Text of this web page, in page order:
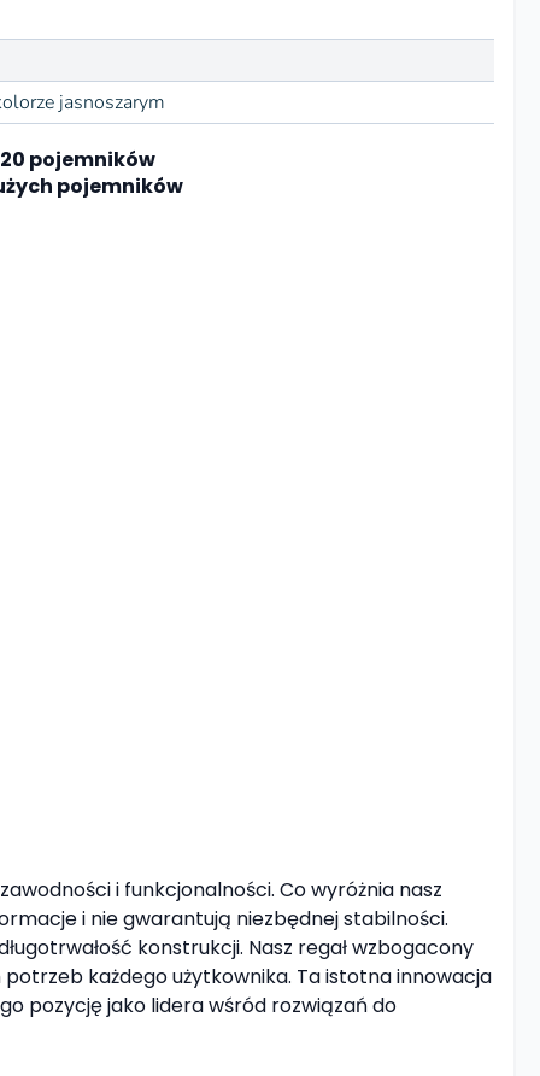
jasnoszarym
pojemników
pojemników
i funkcjonalności. Co wyróżnia nasz
i nie gwarantują niezbędnej stabilności.
konstrukcji. Nasz regał wzbogacony
każdego użytkownika. Ta istotna innowacja
pozycję jako lidera wśród rozwiązań do